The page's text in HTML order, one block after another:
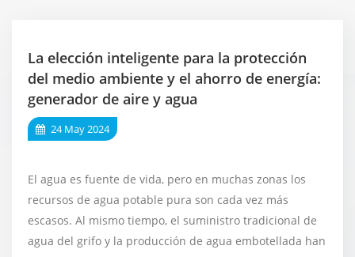
La elección inteligente para la protección
del medio ambiente y el ahorro de energía:
generador de aire y agua
24 May 2024
El agua es fuente de vida, pero en muchas zonas los
recursos de agua potable pura son cada vez más
escasos. Al mismo tiempo, el suministro tradicional de
agua del grifo y la producción de agua embotellada han